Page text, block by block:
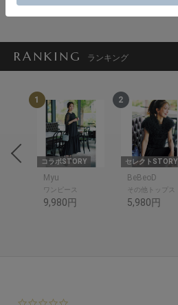
RANKING ランキング
1
コラボSTORY
Myu
ワンピース
9,980円
2
セレクトSTORY
BeBeoD
その他トップス
5,980円